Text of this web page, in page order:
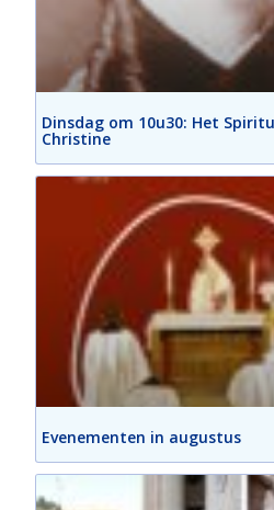
Dinsdag om 10u30: Het
Christine
Evenementen in augustus